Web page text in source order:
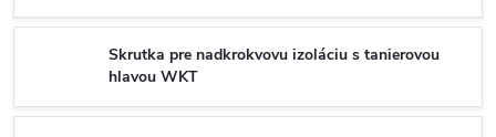
Skrutka pre nadkrokvovu izoláciu s tanierovou
hlavou WKT